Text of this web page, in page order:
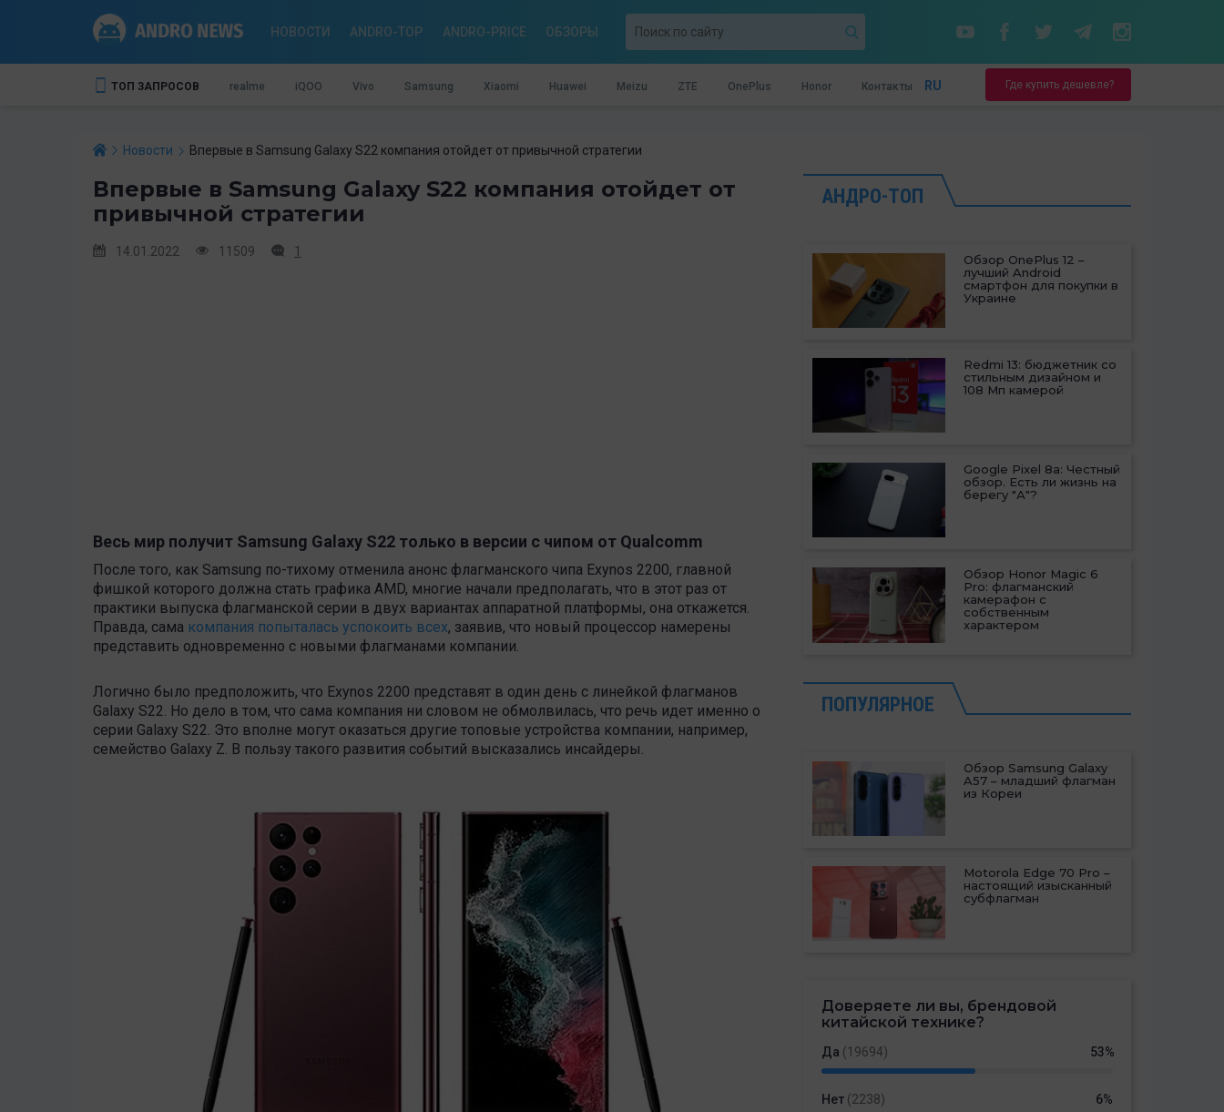
НОВОСТИ ANDRO-TOP ANDRO-PRICE ОБЗОРЫ
ТОП ЗАПРОСОВ realme iQOO Vivo Samsung Xiaomi Huawei Meizu ZTE OnePlus Honor Контакты RU Где купить дешевле?
Новости Впервые в Samsung Galaxy S22 компания отойдет от привычной стратегии
Впервые в Samsung Galaxy S22 компания отойдет от
привычной стратегии
14.01.2022 11509 1
Весь мир получит Samsung Galaxy S22 только в версии с чипом от Qualcomm
После того, как Samsung по-тихому отменила анонс флагманского чипа Exynos 2200, главной
фишкой которого должна стать графика AMD, многие начали предполагать, что в этот раз от
практики выпуска флагманской серии в двух вариантах аппаратной платформы, она откажется.
Правда, сама компания попыталась успокоить всех, заявив, что новый процессор намерены
представить одновременно с новыми флагманами компании.
Логично было предположить, что Exynos 2200 представят в один день с линейкой флагманов
Galaxy S22. Но дело в том, что сама компания ни словом не обмолвилась, что речь идет именно о
серии Galaxy S22. Это вполне могут оказаться другие топовые устройства компании, например,
семейство Galaxy Z. В пользу такого развития событий высказались инсайдеры.
АНДРО-ТОП
Обзор OnePlus 12 –
лучший Android
смартфон для покупки в
Украине
Redmi 13: бюджетник со
стильным дизайном и
108 Мп камерой
Google Pixel 8a: Честный
обзор. Есть ли жизнь на
берегу "А"?
Обзор Honor Magic 6
Pro: флагманский
камерафон с
собственным
характером
ПОПУЛЯРНОЕ
Обзор Samsung Galaxy
A57 – младший флагман
из Кореи
Motorola Edge 70 Pro –
настоящий изысканный
субфлагман
Доверяете ли вы, брендовой
китайской технике?
Да (19694) 53%
Нет (2238) 6%